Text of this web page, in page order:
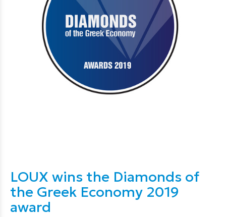
LOUX wins the Diamonds of
the Greek Economy 2019
award